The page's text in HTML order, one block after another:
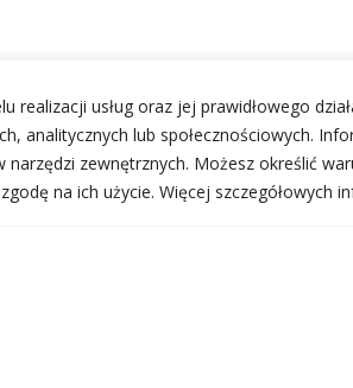
realizacji usług oraz jej prawidłowego
analitycznych lub społecznościowych.
zewnętrznych. Możesz określić
na ich użycie. Więcej